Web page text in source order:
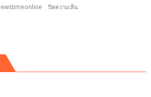
ปิดความเห็น
ขวัญ